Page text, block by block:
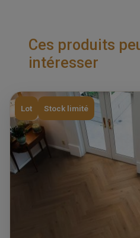
Ces produits
intéresser
Lot Stock limité